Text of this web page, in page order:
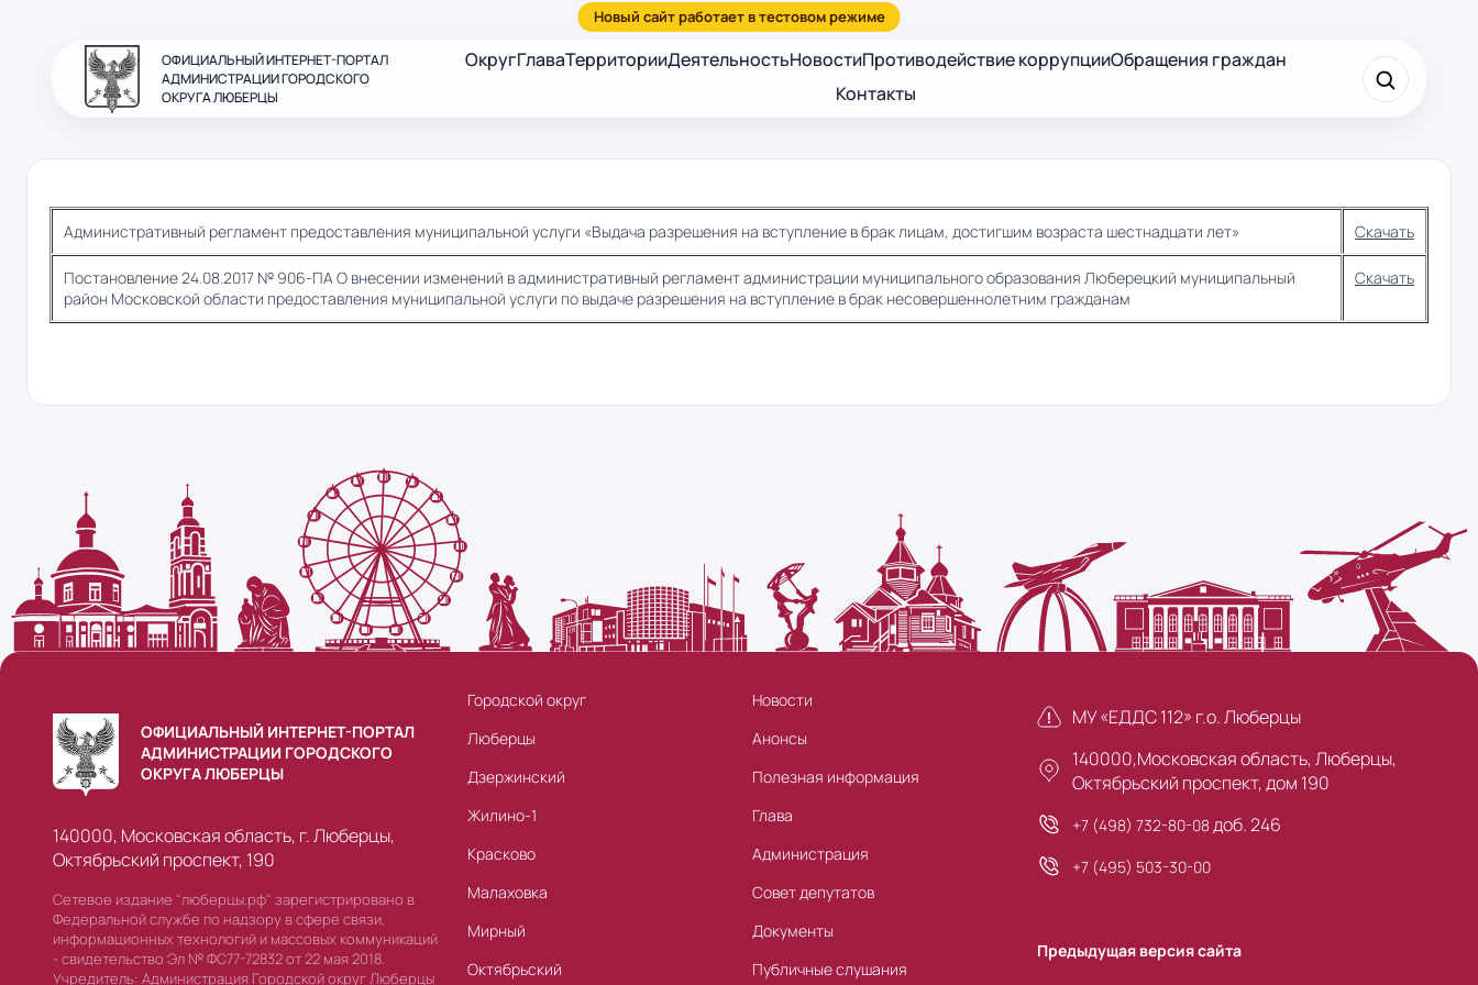
ОФИЦИАЛЬНЫЙ ИНТЕРНЕТ-ПОРТАЛ
АДМИНИСТРАЦИИ ГОРОДСКОГО
ОКРУГА ЛЮБЕРЦЫ
ОкругГлаваТерриторииДеятельностьНовостиПротиводействие коррупцииОбращения граждан
Контакты
Найти ×
Административный регламент предоставления муниципальной услуги «Выдача разрешения на вступление в брак лицам, достигшим возраста шестнадцати лет» Скачать
Постановление 24.08.2017 № 906-ПА О внесении изменений в административный регламент администрации муниципального образования Люберецкий муниципальный
район Московской области предоставления муниципальной услуги по выдаче разрешения на вступление в брак несовершеннолетним гражданам
Скачать
ОФИЦИАЛЬНЫЙ ИНТЕРНЕТ-ПОРТАЛ
АДМИНИСТРАЦИИ ГОРОДСКОГО
ОКРУГА ЛЮБЕРЦЫ
140000, Московская область, г. Люберцы,
Октябрьский проспект, 190
Сетевое издание "люберцы.рф" зарегистрировано в
Федеральной службе по надзору в сфере связи,
информационных технологий и массовых коммуникаций
- свидетельство Эл № ФС77-72832 от 22 мая 2018.
Учредитель: Администрация Городской округ Люберцы
Городской округ
Люберцы
Дзержинский
Жилино-1
Красково
Малаховка
Мирный
Октябрьский
Новости
Анонсы
Полезная информация
Глава
Администрация
Совет депутатов
Документы
Публичные слушания
МУ «ЕДДС 112» г.о. Люберцы
140000,Московская область, Люберцы,
Октябрьский проспект, дом 190
+7 (498) 732-80-08 доб. 246
+7 (495) 503-30-00
Предыдущая версия сайта